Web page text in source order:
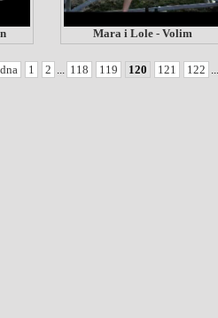
Mara i Lole - Volim
1 2 ... 118 119 120 121 122 ...